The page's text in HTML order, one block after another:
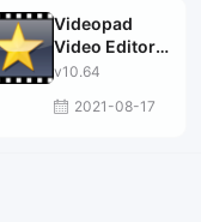
Videopad
Video Editor
Professional
v10.64
2021-08-17